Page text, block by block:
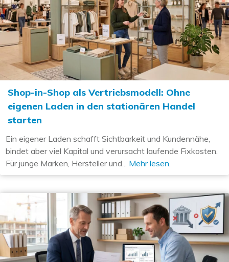
Shop-in-Shop als Vertriebsmodell: Ohne
eigenen Laden in den stationären Handel
starten
Ein eigener Laden schafft Sichtbarkeit und Kundennähe,
bindet aber viel Kapital und verursacht laufende Fixkosten.
Für junge Marken, Hersteller und... Mehr lesen.